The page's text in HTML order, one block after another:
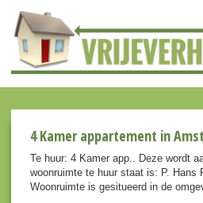
4 Kamer appartement in
Te huur: 4 Kamer app.. Deze wordt
woonruimte te huur staat is: P. Hans
Woonruimte is gesitueerd in de